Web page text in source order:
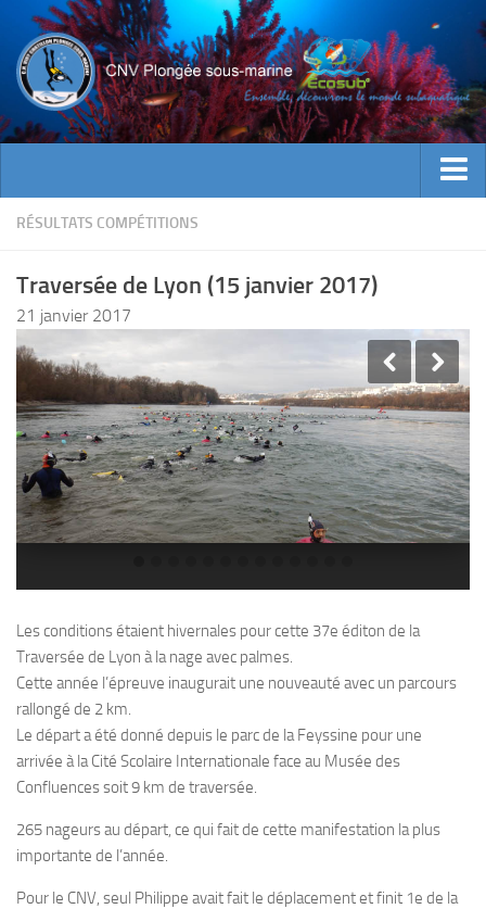
ACTUALITES
INFOS CNV
Contacts
Documents utiles
Encadrement
Historique
Plouf
Formations
Jeune plongeur
Plongeur N1
Plongeur N3
Maintien des acquis
Initiateur
RÉSULTATS COMPÉTITIONS
Traversée de Lyon (15 janvier 2017)
21 janvier 2017
Les conditions étaient hivernales pour cette 37e éditon de la
Traversée de Lyon à la nage avec palmes.
Cette année l’épreuve inaugurait une nouveauté avec un parcours
rallongé de 2 km.
Le départ a été donné depuis le parc de la Feyssine pour une
arrivée à la Cité Scolaire Internationale face au Musée des
Confluences soit 9 km de traversée.
265 nageurs au départ, ce qui fait de cette manifestation la plus
importante de l’année.
Pour le CNV, seul Philippe avait fait le déplacement et finit 1e de la